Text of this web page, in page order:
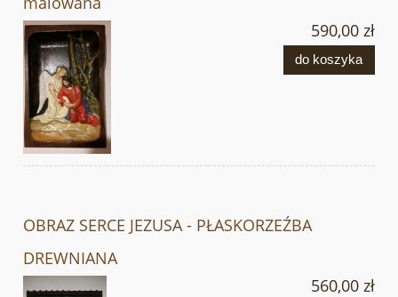
590,00 zł
do koszyka
OBRAZ SERCE JEZUSA - PŁASKORZEŹBA
DREWNIANA
560,00 zł